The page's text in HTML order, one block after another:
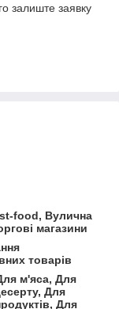
залиште заявку
food, Вулична
магазини
товарів
м'яса, Для
Для
Для